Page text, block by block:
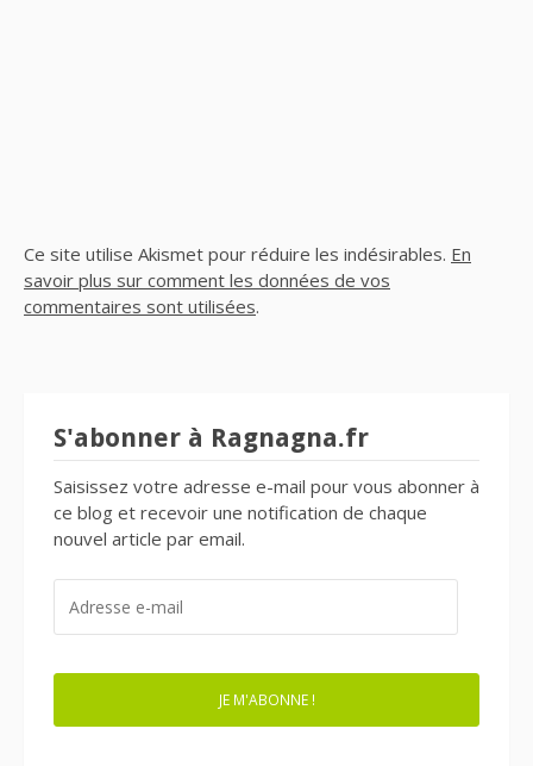
Ce site utilise Akismet pour réduire les indésirables. En
savoir plus sur comment les données de vos
commentaires sont utilisées.
S'abonner à Ragnagna.fr
Saisissez votre adresse e-mail pour vous abonner à
ce blog et recevoir une notification de chaque
nouvel article par email.
MAIL
JE M'ABONNE !